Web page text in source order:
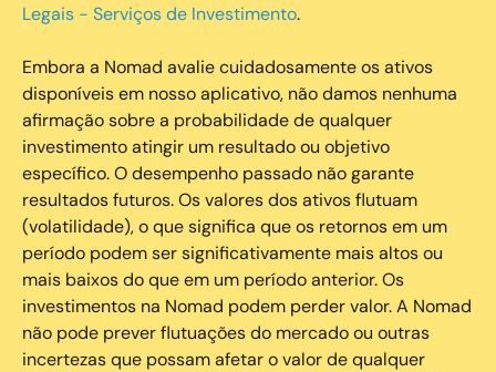
Legais - Serviços de Investimento.
Embora a Nomad avalie cuidadosamente os ativos
disponíveis em nosso aplicativo, não damos nenhuma
afirmação sobre a probabilidade de qualquer
investimento atingir um resultado ou objetivo
específico. O desempenho passado não garante
resultados futuros. Os valores dos ativos flutuam
(volatilidade), o que significa que os retornos em um
período podem ser significativamente mais altos ou
mais baixos do que em um período anterior. Os
investimentos na Nomad podem perder valor. A Nomad
não pode prever flutuações do mercado ou outras
incertezas que possam afetar o valor de qualquer